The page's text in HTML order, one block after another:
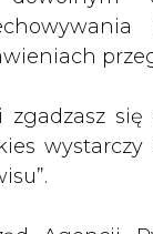
zgadzasz
treści
w